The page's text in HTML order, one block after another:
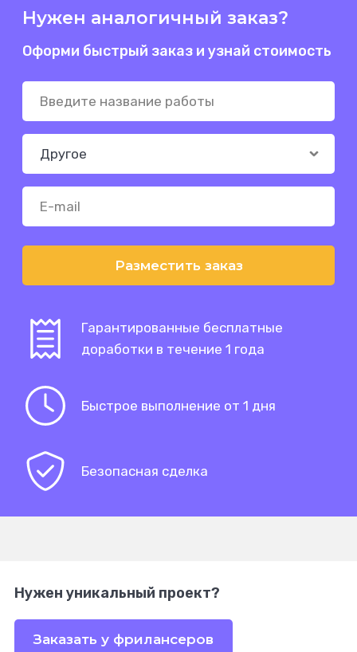
Нужен аналогичный заказ?
Оформи быстрый заказ и узнай стоимость
Разместить заказ
Гарантированные бесплатные
доработки в течение 1 года
Быстрое выполнение от 1 дня
Безопасная сделка
Нужен уникальный проект?
Заказать у фрилансеров